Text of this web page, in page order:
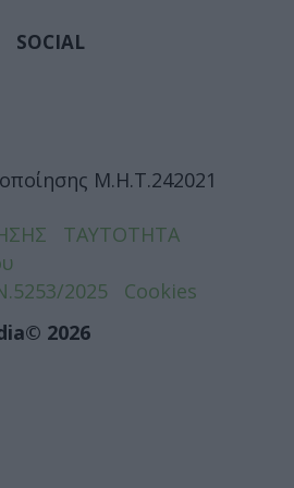
SOCIAL
Μ.Η.Τ.242021
ΤΑΥΤΟΤΗΤΑ
2025
Cookies
2026